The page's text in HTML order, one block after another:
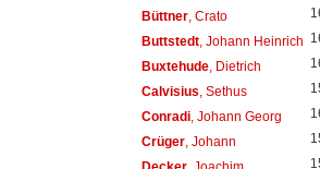
Büttner, Crato
Buttstedt, Johann Heinrich
Buxtehude, Dietrich
Calvisius , Sethus
Conradi, Johann Georg
Crüger, Johann